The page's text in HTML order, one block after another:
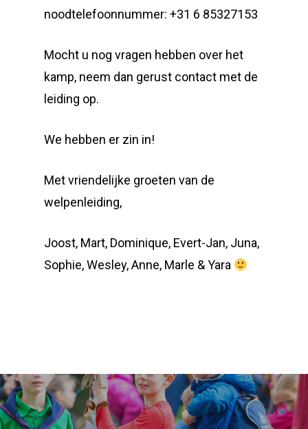
noodtelefoonnummer: +31 6 85327153
Mocht u nog vragen hebben over het
kamp, neem dan gerust contact met de
leiding op.
We hebben er zin in!
Met vriendelijke groeten van de
welpenleiding,
Joost, Mart, Dominique, Evert-Jan, Juna,
Sophie, Wesley, Anne, Marle & Yara